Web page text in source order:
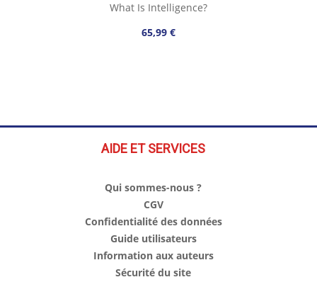
What Is Intelligence?
65,99 €
AIDE ET SERVICES
Qui sommes-nous ?
CGV
Confidentialité des données
Guide utilisateurs
Information aux auteurs
Sécurité du site